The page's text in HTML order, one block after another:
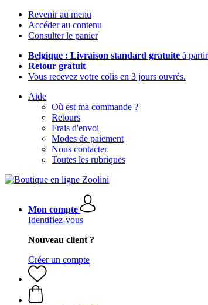
Revenir au menu
Accéder au contenu
Consulter le panier
Belgique : Livraison standard gratuite à
Retour gratuit
Vous recevez votre colis en 3 jours ouvrés.
Aide
Où est ma commande ?
Retours
Frais d'envoi
Modes de paiement
Nous contacter
Toutes les rubriques
Mon compte
Identifiez-vous
Nouveau client ?
Créer un compte